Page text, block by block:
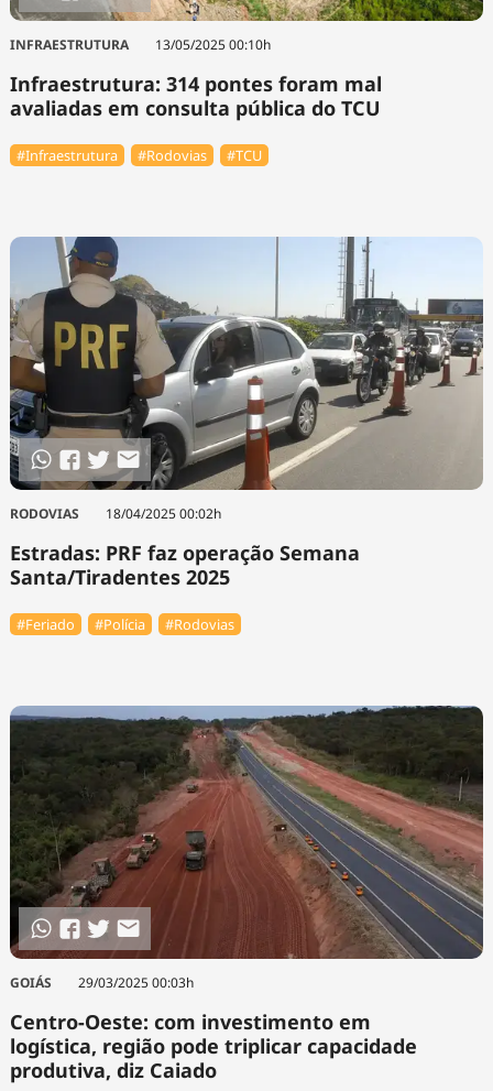
INFRAESTRUTURA 13/05/2025 00:10h
Infraestrutura: 314 pontes foram mal
avaliadas em consulta pública do TCU
#Infraestrutura #Rodovias #TCU
RODOVIAS 18/04/2025 00:02h
Estradas: PRF faz operação Semana
Santa/Tiradentes 2025
#Feriado #Polícia #Rodovias
GOIÁS 29/03/2025 00:03h
Centro-Oeste: com investimento em
logística, região pode triplicar capacidade
produtiva, diz Caiado